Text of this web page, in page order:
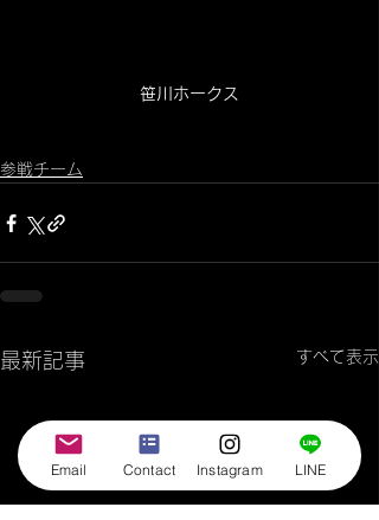
笹川ホークス
参戦チーム
最新記事 すべて表示
Email Contact Instagram LINE